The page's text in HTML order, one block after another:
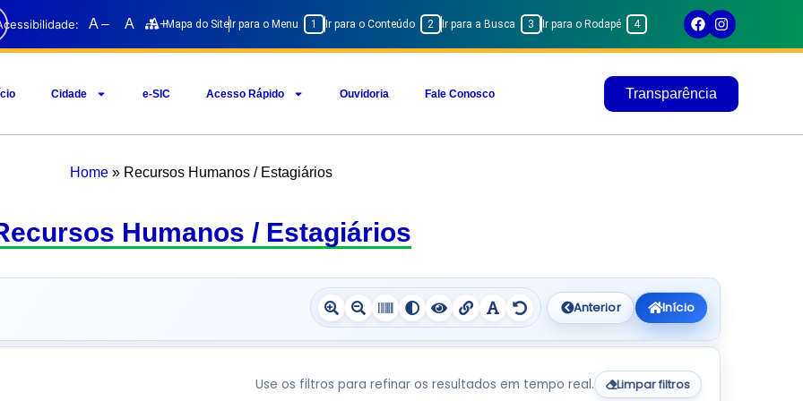
A – A A+Mapa do Site Ir para o Menu 1 Ir para o Conteúdo 2 Ir para a Busca 3 Ir para o Rodapé 4
Cidade e-SIC Acesso Rápido Ouvidoria Fale Conosco Transparência
Home» Recursos Humanos / Estagiários
Humanos / Estagiários